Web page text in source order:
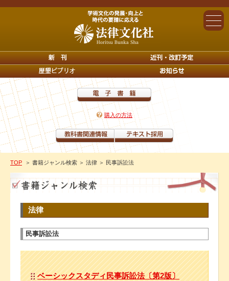
購入の方法
TOP ＞ 書籍ジャンル検索 ＞ 法律 ＞ 民事訴訟法
法律
民事訴訟法
ベーシックスタディ民事訴訟法〔第2版〕